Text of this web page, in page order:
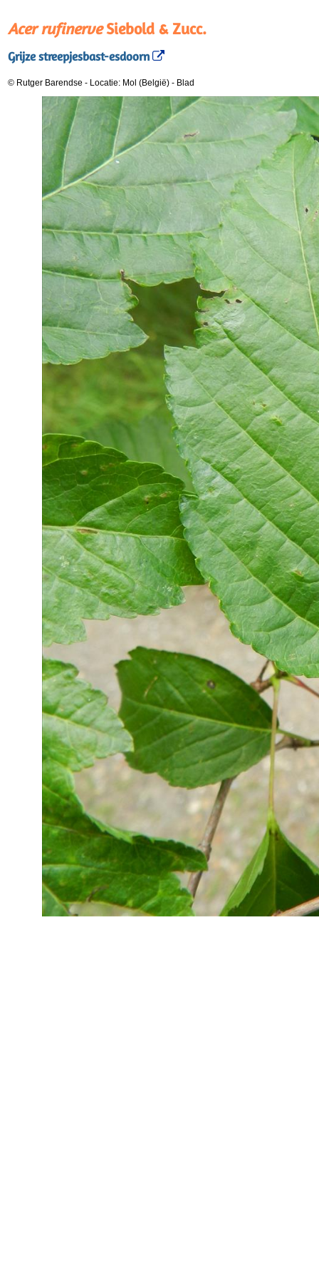
Acer rufinerveSiebold & Zucc.
Grijze streepjesbast-esdoorn
© Rutger Barendse - Locatie: Mol (België) - Blad